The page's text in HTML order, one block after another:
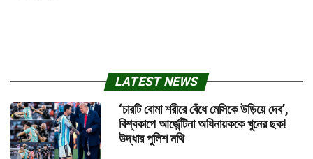
LATEST NEWS
‘চারটি বোমা শরীরে বেঁধে মেসিকে উড়িয়ে দেব’,
বিশ্বকাপে আর্জেন্টিনা অধিনায়ককে খুনের ছক!
উদ্ধার পুলিশ নথি